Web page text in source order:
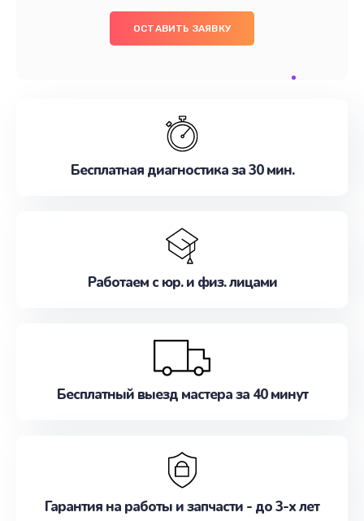
ОСТАВИТЬ ЗАЯВКУ
Бесплатная диагностика за 30 мин.
Работаем с юр. и физ. лицами
Бесплатный выезд мастера за 40 минут
Гарантия на работы и запчасти - до 3-х лет